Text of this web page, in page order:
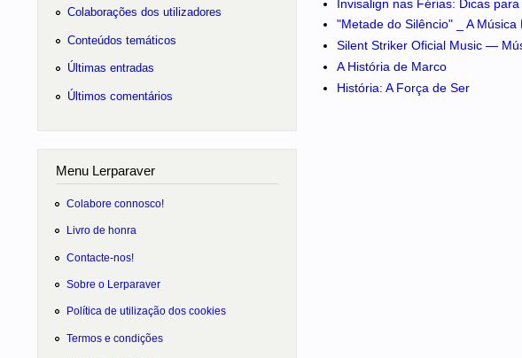
Invisalign nas Férias: Dicas
"Metade do Silêncio" _ A
Silent Striker Oficial Music —
A História de Marco
História: A Força de Ser
Colaborações dos utilizadores
Conteúdos temáticos
Últimas entradas
Últimos comentários
Menu Lerparaver
Colabore connosco!
Livro de honra
Contacte-nos!
Sobre o Lerparaver
Política de utilização dos cookies
Termos e condições